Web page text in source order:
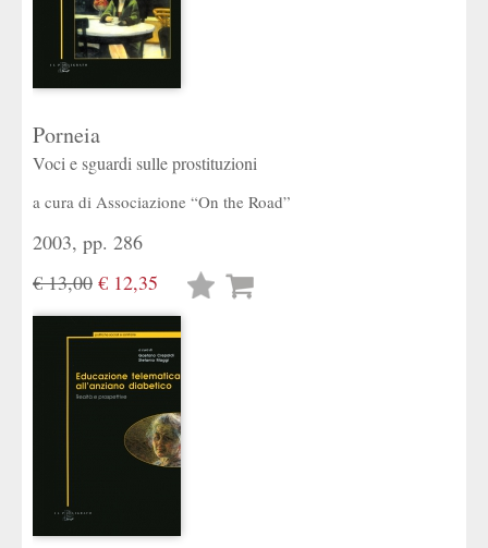
Porneia
Voci e sguardi sulle prostituzioni
a cura di Associazione “On the Road”
2003, pp. 286
€ 13,00 € 12,35
Lista